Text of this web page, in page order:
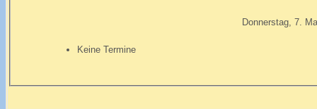
Donnerstag, 7.
Keine Termine